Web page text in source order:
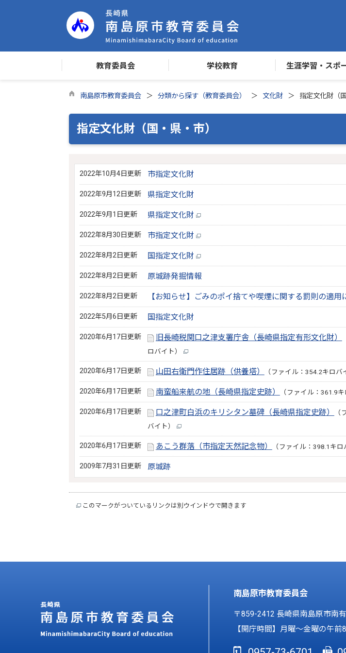
教育委員会 学校教育 生涯学習・スポ
南島原市教育委員会 分類から探す（教育委員会） 文化財 指定文化財（
指定文化財（国・県・市）
2022年10月4日更新 市指定文化財
2022年9月12日更新 県指定文化財
2022年9月1日更新 県指定文化財
2022年8月30日更新 市指定文化財
2022年8月2日更新 国指定文化財
2022年8月2日更新 原城跡発掘情報
2022年8月2日更新 【お知らせ】ごみのポイ捨てや喫煙に関する罰則の適用
2022年5月6日更新 国指定文化財
2020年6月17日更新 旧長崎税関口之津支署庁舎（長崎県指定有形文化財）
ロバイト）
2020年6月17日更新 山田右衛門作住居跡（供養塔） （ファイル：354.2キロバ
2020年6月17日更新 南蛮船来航の地（長崎県指定史跡） （ファイル：361.9キ
2020年6月17日更新 口之津町白浜のキリシタン墓碑（長崎県指定史跡）
（
バイト）
2020年6月17日更新 あこう群落（市指定天然記念物） （ファイル：398.1キロ
2009年7月31日更新 原城跡
このマークがついているリンクは別ウインドウで開きます
南島原市教育委員会
〒859-2412 長崎県南島原市南
【開庁時間】月曜～金曜の午